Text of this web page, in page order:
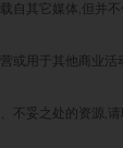
自其它媒体,但并
或用于其他商业活
不妥之处的资源,